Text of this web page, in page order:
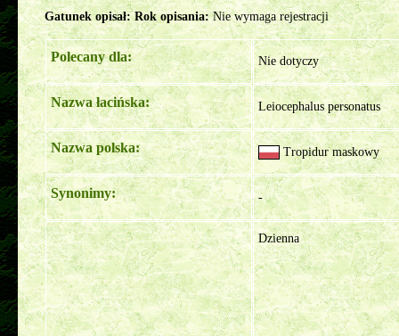
Gatunek opisał: Rok opisania:Nie wymaga rejestracji
Polecany dla: Nie dotyczy
Nazwa łacińska: Leiocephalus personatus
Nazwa polska: Tropidur maskowy
Synonimy: -
Dzienna